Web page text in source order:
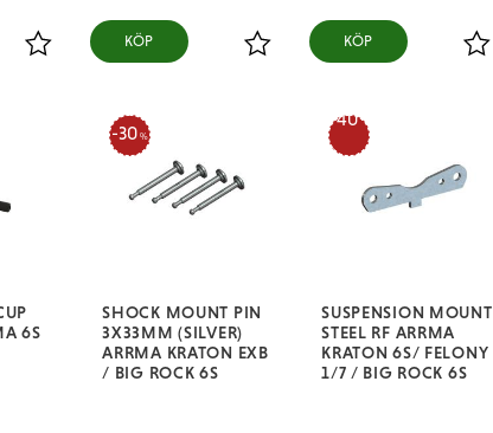
Lägg till i favoriter Lägg till i favoriter
KÖP KÖP
6S
SHOCK MOUNT PIN
3X33MM (SILVER)
ARRMA KRATON EXB
/ BIG ROCK 6S
30 %
SUSPENSION MOUNT
STEEL RF ARRMA
KRATON 6S/ FELONY
1/7 / BIG ROCK 6S
40
%